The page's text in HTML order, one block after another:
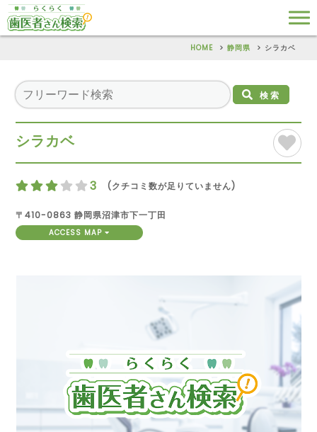
HOME 静岡県 シラカベ
検索
シラカベ
3 (クチコミ数が足りていません)
〒410-0863 静岡県沼津市下一丁田
ACCESS MAP